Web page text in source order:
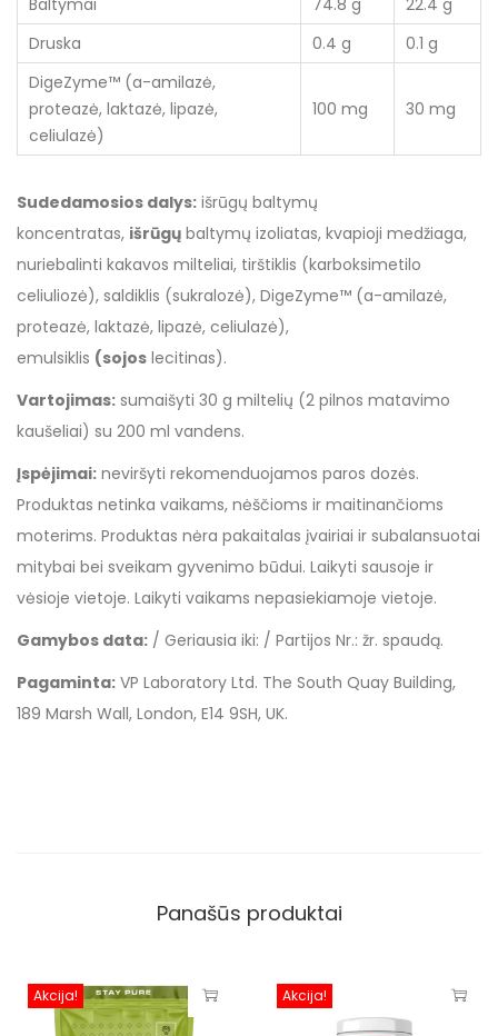
Baltymai 74.8 g
22.4 g
Druska
0.4 g
0.1 g
DigeZyme™ (a-amilazė,
proteazė, laktazė, lipazė,
celiulazė)
100 mg 30 mg
Sudedamosios dalys: išrūgų baltymų
koncentratas, išrūgų baltymų izoliatas, kvapioji medžiaga,
nuriebalinti kakavos milteliai, tirštiklis (karboksimetilo
celiuliozė), saldiklis (sukralozė), DigeZyme™ (a-amilazė,
proteazė, laktazė, lipazė, celiulazė),
emulsiklis (sojos lecitinas).
Vartojimas: sumaišyti 30 g miltelių (2 pilnos matavimo
kaušeliai) su 200 ml vandens.
Įspėjimai: neviršyti rekomenduojamos paros dozės.
Produktas netinka vaikams, nėščioms ir maitinančioms
moterims. Produktas nėra pakaitalas įvairiai ir subalansuotai
mitybai bei sveikam gyvenimo būdui. Laikyti sausoje ir
vėsioje vietoje. Laikyti vaikams nepasiekiamoje vietoje.
Gamybos data: / Geriausia iki: / Partijos Nr.: žr. spaudą.
Pagaminta: VP Laboratory Ltd. The South Quay Building,
189 Marsh Wall, London, E14 9SH, UK.
Panašūs produktai
Akcija! Akcija!